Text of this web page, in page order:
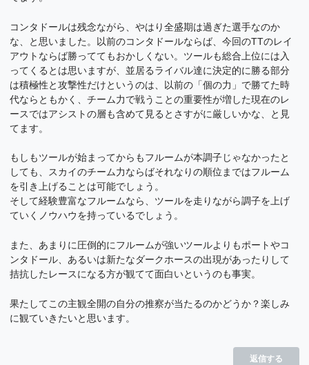
コンタドールは残念ながら、やはり全盛期は過ぎた選手なのか
な、と思いました。以前のコンタドールならば、今回のTTのレイ
アウトならば勝っててもおかしくない。ツールも総合上位には入
ってくるとは思いますが、並居るライバル達に決定的に勝る部分
は積極性と攻撃性だけというのは、以前の「個の力」で勝てた時
代ならともかく、チーム力で戦うことの重要性が増した現在のレ
ースではアシストの層も含めて見るとさすがに厳しいかな、と見
てます。
もしもツールが始まってからもフルームが本調子じゃなかったと
しても、スカイのチーム力ならばそれなりの順位まではフルーム
を引き上げることは可能でしょう。
そして経験豊富なフルームなら、ツールを走りながら調子を上げ
ていくノウハウを持っているでしょう。
また、あまりに圧倒的にフルームが強いツールよりもポートやコ
ンタドール、あるいは新たなダークホースの出現があったりして
拮抗したレースになる方が観てて面白いというのも事実。
果たしてこの主観全開の自分の推察が当たるのかどうか？楽しみ
に観ていきたいと思います。
返信する